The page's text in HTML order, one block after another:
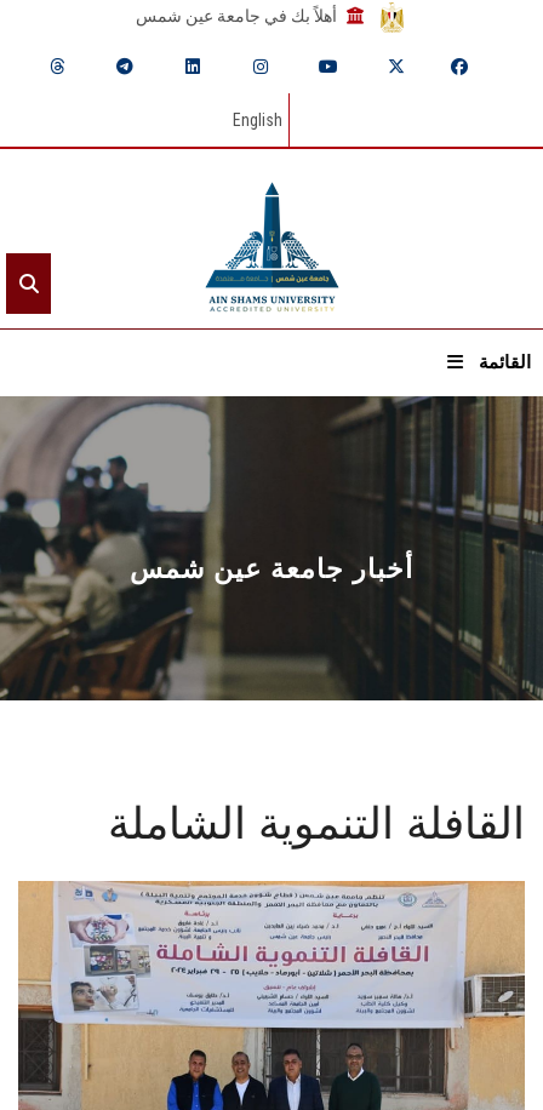
أهلاً بك في جامعة عين شمس
English
القائمة
الرئيسيـة
عن الجامعة
القطاعـات
الشئون الأكاديمية
البحث العلمي
المراكز والوحدات
الأنظمة الذكية
تواصل معنا
الطلاب
أخبار جامعة عين شمس
القافلة التنموية الشاملة